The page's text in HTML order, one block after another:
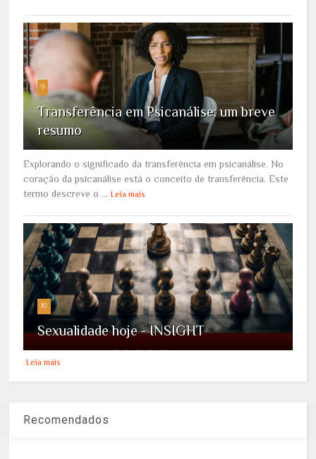
9
Transferência em Psicanálise: um breve
resumo
Explorando o significado da transferência em psicanálise. No
coração da psicanálise está o conceito de transferência. Este
termo descreve o ... Leia mais
10
Sexualidade hoje - INSIGHT
Leia mais
Recomendados